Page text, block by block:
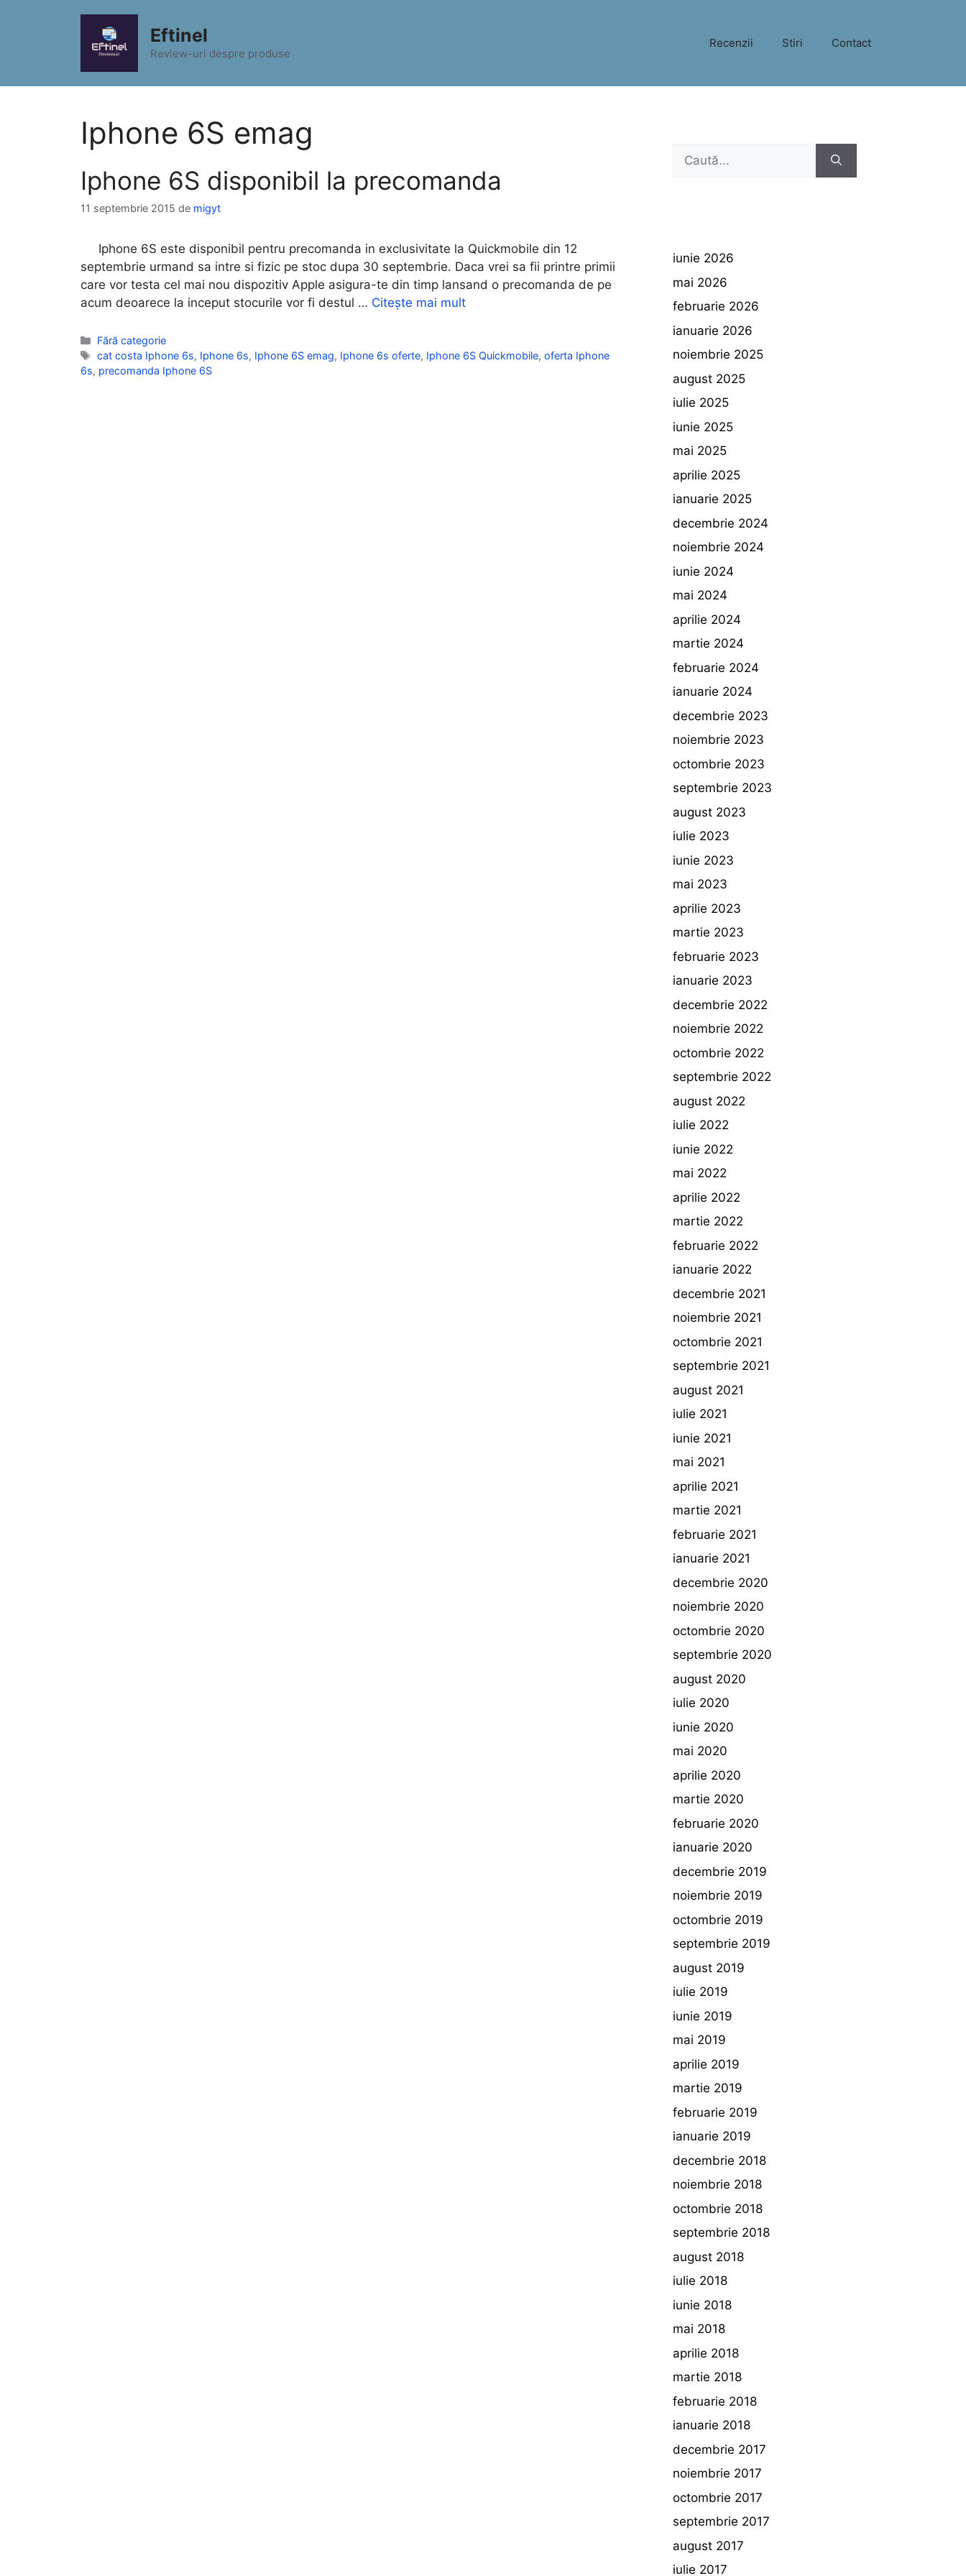
Eftinel
Review-uri despre produse
Recenzii Stiri Contact
Iphone 6S emag
Iphone 6S disponibil la precomanda
11 septembrie 2015 de migyt
Iphone 6S este disponibil pentru precomanda in exclusivitate la Quickmobile din 12
septembrie urmand sa intre si fizic pe stoc dupa 30 septembrie. Daca vrei sa fii printre primii
care vor testa cel mai nou dispozitiv Apple asigura-te din timp lansand o precomanda de pe
acum deoarece la inceput stocurile vor fi destul … Citește mai mult
Categorii
Fără categorie
Etichete
cat costa Iphone 6s, Iphone 6s, Iphone 6S emag, Iphone 6s oferte, Iphone 6S Quickmobile,oferta Iphone
6s, precomanda Iphone 6S
Caută
iunie 2026
mai 2026
februarie 2026
ianuarie 2026
noiembrie 2025
august 2025
iulie 2025
iunie 2025
mai 2025
aprilie 2025
ianuarie 2025
decembrie 2024
noiembrie 2024
iunie 2024
mai 2024
aprilie 2024
martie 2024
februarie 2024
ianuarie 2024
decembrie 2023
noiembrie 2023
octombrie 2023
septembrie 2023
august 2023
iulie 2023
iunie 2023
mai 2023
aprilie 2023
martie 2023
februarie 2023
ianuarie 2023
decembrie 2022
noiembrie 2022
octombrie 2022
septembrie 2022
august 2022
iulie 2022
iunie 2022
mai 2022
aprilie 2022
martie 2022
februarie 2022
ianuarie 2022
decembrie 2021
noiembrie 2021
octombrie 2021
septembrie 2021
august 2021
iulie 2021
iunie 2021
mai 2021
aprilie 2021
martie 2021
februarie 2021
ianuarie 2021
decembrie 2020
noiembrie 2020
octombrie 2020
septembrie 2020
august 2020
iulie 2020
iunie 2020
mai 2020
aprilie 2020
martie 2020
februarie 2020
ianuarie 2020
decembrie 2019
noiembrie 2019
octombrie 2019
septembrie 2019
august 2019
iulie 2019
iunie 2019
mai 2019
aprilie 2019
martie 2019
februarie 2019
ianuarie 2019
decembrie 2018
noiembrie 2018
octombrie 2018
septembrie 2018
august 2018
iulie 2018
iunie 2018
mai 2018
aprilie 2018
martie 2018
februarie 2018
ianuarie 2018
decembrie 2017
noiembrie 2017
octombrie 2017
septembrie 2017
august 2017
iulie 2017